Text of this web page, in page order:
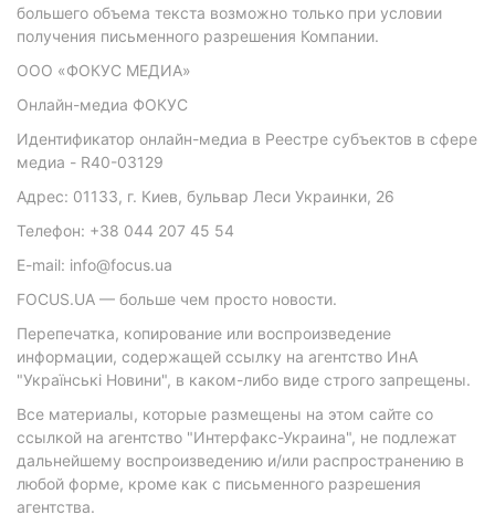
большего объема текста возможно только при условии
получения письменного разрешения Компании.
ООО «ФОКУС МЕДИА»
Онлайн-медиа ФОКУС
Идентификатор онлайн-медиа в Реестре субъектов в сфере
медиа - R40-03129
Адрес: 01133, г. Киев, бульвар Леси Украинки, 26
Телефон: +38 044 207 45 54
E-mail: info@focus.ua
FOCUS.UA — больше чем просто новости.
Перепечатка, копирование или воспроизведение
информации, содержащей ссылку на агентство ИнА
"Українські Новини", в каком-либо виде строго запрещены.
Все материалы, которые размещены на этом сайте со
ссылкой на агентство "Интерфакс-Украина", не подлежат
дальнейшему воспроизведению и/или распространению в
любой форме, кроме как с письменного разрешения
агентства.